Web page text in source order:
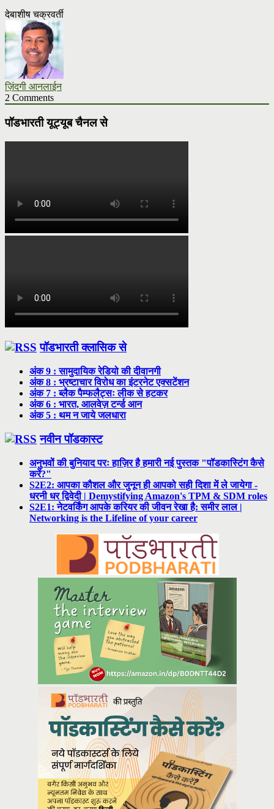
देबाशीष चक्रवर्ती
ज़िंदगी आनलाईन
2 Comments
पॉडभारती यूट्यूब चैनल से
पॉडभारती क्लासिक से
अंक 9 : सामुदायिक रेडियो की दीवानगी
अंक 8 : भ्रष्टाचार विरोध का इंटरनेट एक्सटेंशन
अंक 7 : ब्लैक पैम्फलैट्सः लीक से हटकर
अंक 6 : भारत, आलवेज़ टर्न्ड आन
अंक 5 : थम न जाये जलधारा
नवीन पॉडकास्ट
अनुभवों की बुनियाद परः हाज़िर है हमारी नई पुस्तक "पॉडकास्टिंग कैसे
करें?"
S2E2: आपका कौशल और जुनून ही आपको सही दिशा में ले जायेगा -
धरनी धर द्विवेदी | Demystifying Amazon's TPM & SDM roles
S2E1: नेटवर्किंग आपके करियर की जीवन रेखा है: समीर लाल |
Networking is the Lifeline of your career